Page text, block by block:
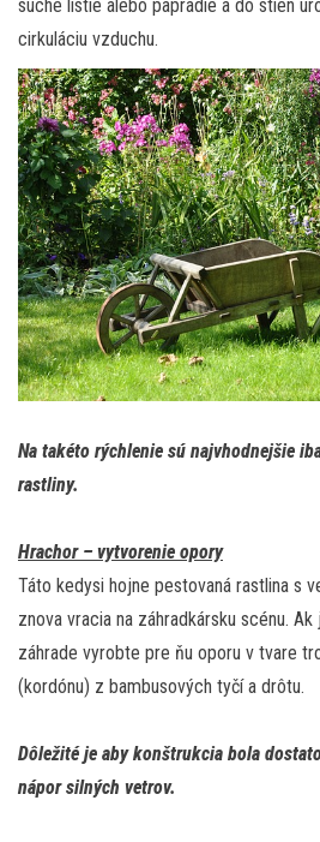
suché lístie alebo papradie a do stien
cirkuláciu vzduchu.
Na takéto rýchlenie sú najvhodnejšie
rastliny.
Hrachor – vytvorenie opory
Táto kedysi hojne pestovaná rastlina s
znova vracia na záhradkársku scénu.
záhrade vyrobte pre ňu oporu v tvare
(kordónu) z bambusových tyčí a drôtu.
Dôležité je aby konštrukcia bola
nápor silných vetrov.